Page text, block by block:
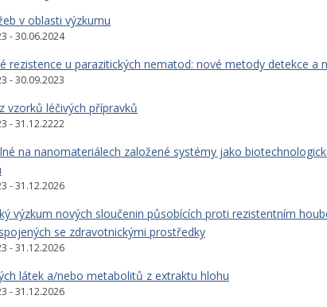
v oblasti výzkumu
- 30.06.2024
rezistence u parazitických nematod: nové metody detekce a
- 30.09.2023
vzorků léčivých přípravků
- 31.12.2222
na nanomateriálech založené systémy jako
- 31.12.2026
výzkum nových sloučenin působících proti rezistentním
se zdravotnickými prostředky
- 31.12.2026
látek a/nebo metabolitů z extraktu hlohu
- 31.12.2026